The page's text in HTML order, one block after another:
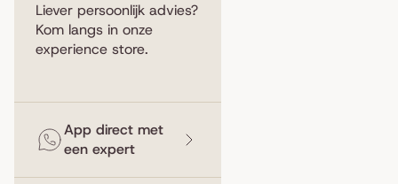
Liever persoonlijk advies?
Kom langs in onze
experience store.
App direct met
een expert